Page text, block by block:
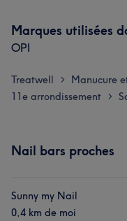
Marques utilisées
OPI
Treatwell > Manucure
11e arrondissement >
Nail bars proches
Sunny my Nail
0,4 km de moi